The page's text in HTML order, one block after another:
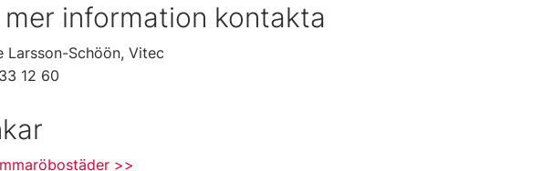
mer information kontakta
Larsson-Schöön, Vitec
12 60
>>